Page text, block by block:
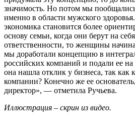
значимость. Но потом мы
именно в области мужского
экономика становится более
основу семьи, когда они берут на
ответственности, то женщины
мы доработали концепцию в
российских компаний и подали ее
она нашла отклик у бизнеса, так как
компании? Конечно же ее
директор», — отметила Ручьева.
Иллюстрация – скрин из видео.